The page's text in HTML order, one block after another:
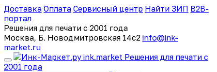
Доставка Оплата Сервисный центр Найти ЗИП B2B-
портал
Решения для печати с 2001 года
Москва, Б. Новодмитровская 14с2 info@ink-
market.ru
ink.market Решения для печати с
2001 года